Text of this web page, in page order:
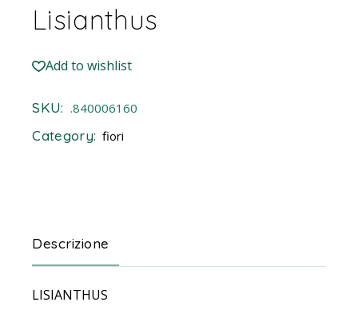
Lisianthus
Add to wishlist
SKU: .840006160
Category: fiori
Descrizione
LISIANTHUS